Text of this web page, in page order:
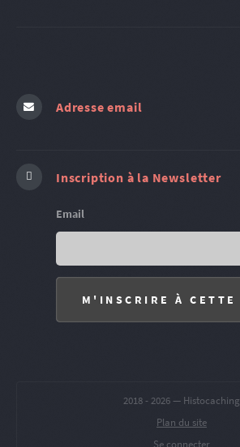
Adresse email
Inscription à la Newsletter
Email
2018 - 2026 — Histocaching
Plan du site
Se connecter